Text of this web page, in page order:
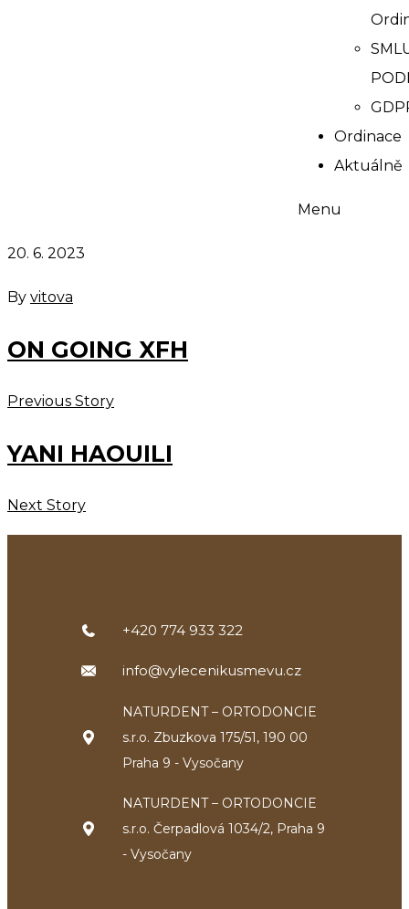
Ordinace
Aktuálně
Menu
20. 6. 2023
By vitova
ON GOING XFH
Previous Story
YANI HAOUILI
Next Story
+420 774 933 322
info@vylecenikusmevu.cz
NATURDENT – ORTODONCIE
s.r.o. Zbuzkova 175/51, 190 00
Praha 9 - Vysočany
NATURDENT – ORTODONCIE
s.r.o. Čerpadlová 1034/2, Praha 9
- Vysočany